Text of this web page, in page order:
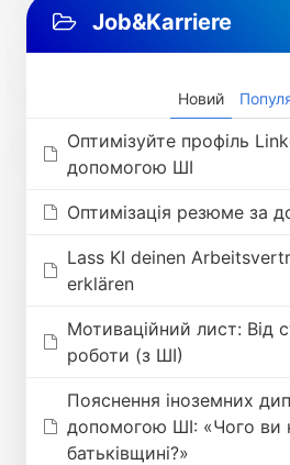
Job&Karriere
Новий
Оптимізуйте профіль
допомогою ШІ
Оптимізація резюме за
Lass KI deinen
erklären
Мотиваційний лист: Від
роботи (з ШІ)
Пояснення іноземних
допомогою ШІ: «Чого ви
батьківщині?»